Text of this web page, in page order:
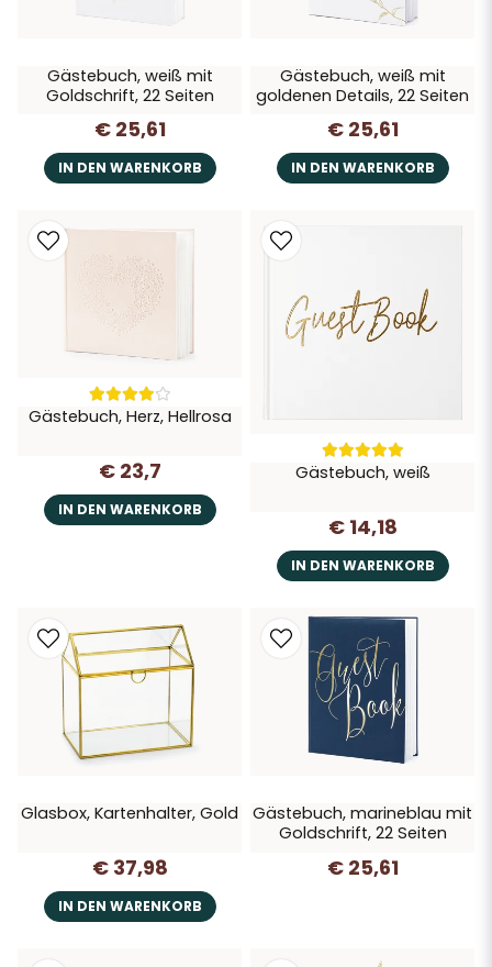
Gästebuch, weiß mit
Goldschrift, 22 Seiten
€ 25,61
IN DEN WARENKORB
Gästebuch, weiß mit
goldenen Details, 22 Seiten
€ 25,61
IN DEN WARENKORB
Gästebuch, Herz, Hellrosa
€ 23,7
IN DEN WARENKORB
Gästebuch, weiß
€ 14,18
IN DEN WARENKORB
Glasbox, Kartenhalter, Gold
€ 37,98
IN DEN WARENKORB
Gästebuch, marineblau mit
Goldschrift, 22 Seiten
€ 25,61